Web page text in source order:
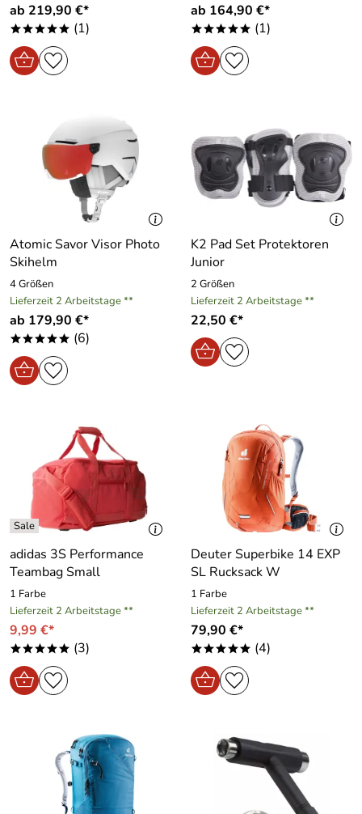
ab 219,90 €*
***** (1)
ab 164,90 €*
***** (1)
Atomic Savor Visor Photo
Skihelm
4 Größen
Lieferzeit 2 Arbeitstage **
ab 179,90 €*
***** (6)
K2 Pad Set Protektoren
Junior
2 Größen
Lieferzeit 2 Arbeitstage **
22,50 €*
adidas 3S Performance
Teambag Small
1 Farbe
Lieferzeit 2 Arbeitstage **
9,99 €*
***** (3)
Deuter Superbike 14 EXP
SL Rucksack W
1 Farbe
Lieferzeit 2 Arbeitstage **
79,90 €*
***** (4)